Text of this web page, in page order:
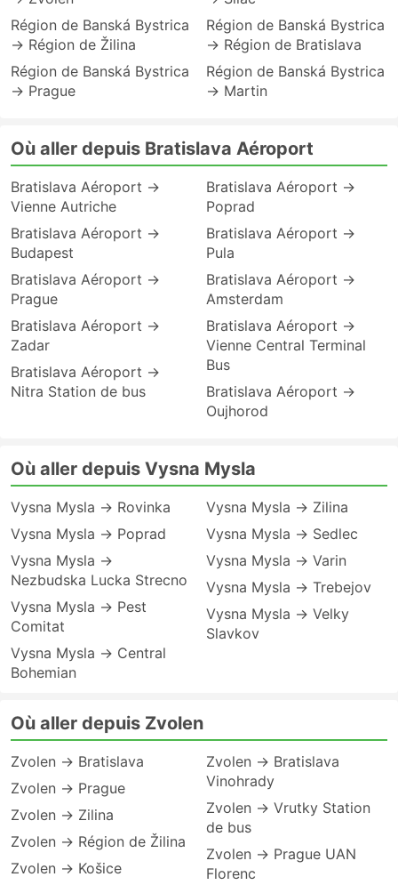
Région de Banská Bystrica
→ Région de Žilina
Région de Banská Bystrica
→ Prague
Région de Banská Bystrica
→ Région de Bratislava
Région de Banská Bystrica
→ Martin
Où aller depuis Bratislava Aéroport
Bratislava Aéroport →
Vienne Autriche
Bratislava Aéroport →
Budapest
Bratislava Aéroport →
Prague
Bratislava Aéroport →
Zadar
Bratislava Aéroport →
Nitra Station de bus
Bratislava Aéroport →
Poprad
Bratislava Aéroport →
Pula
Bratislava Aéroport →
Amsterdam
Bratislava Aéroport →
Vienne Central Terminal
Bus
Bratislava Aéroport →
Oujhorod
Où aller depuis Vysna Mysla
Vysna Mysla → Rovinka
Vysna Mysla → Poprad
Vysna Mysla →
Nezbudska Lucka Strecno
Vysna Mysla → Pest
Сomitat
Vysna Mysla → Central
Bohemian
Vysna Mysla → Zilina
Vysna Mysla → Sedlec
Vysna Mysla → Varin
Vysna Mysla → Trebejov
Vysna Mysla → Velky
Slavkov
Où aller depuis Zvolen
Zvolen → Bratislava
Zvolen → Prague
Zvolen → Zilina
Zvolen → Région de Žilina
Zvolen → Košice
Zvolen → Bratislava
Vinohrady
Zvolen → Vrutky Station
de bus
Zvolen → Prague UAN
Florenc